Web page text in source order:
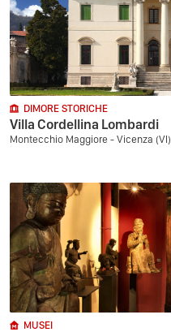
DIMORE STORICHE
Villa Cordellina Lombardi
Montecchio Maggiore - Vicenza (VI)
MUSEI